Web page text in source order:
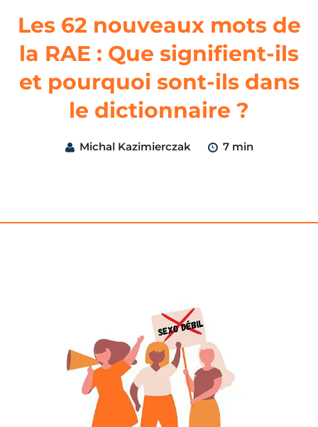
Les 62 nouveaux mots de
la RAE : Que signifient-ils
et pourquoi sont-ils dans
le dictionnaire ?
Michal Kazimierczak 7 min